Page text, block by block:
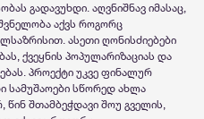
გადავუხდი. აღვნიშნავ იმასაც,
აქვს როგორც
ასეთი ღონისძიებები
ქვეყნის პოპულარიზაციას და
პროექტი უკვე ფინალურ
სამუშაოები სწორედ ახლა
შთამბეჭდავი შოუ გველის,